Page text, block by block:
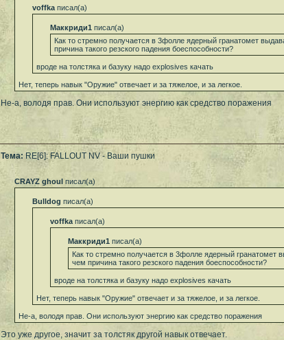
voffka писал(а)
Маккриди1 писал(а)
Как то стремно получается в 3фолле ядерный гранатомет
причина такого резского падения боеспособности?
вроде на толстяка и базуку надо explosives качать
Нет, теперь навык "Оружие" отвечает и за тяжелое, и за легкое.
Не-а, володя прав. Они используют энергию как средство поражения
Тема: RE[6]: FALLOUT NV - Ваши пушки
CRAYZ ghoul писал(а)
Bulldog писал(а)
voffka писал(а)
Маккриди1 писал(а)
Как то стремно получается в 3фолле ядерный гранатомет
чем причина такого резского падения боеспособности?
вроде на толстяка и базуку надо explosives качать
Нет, теперь навык "Оружие" отвечает и за тяжелое, и за легкое.
Не-а, володя прав. Они используют энергию как средство поражения
Это уже другое, значит за толстяк другой навык отвечает.